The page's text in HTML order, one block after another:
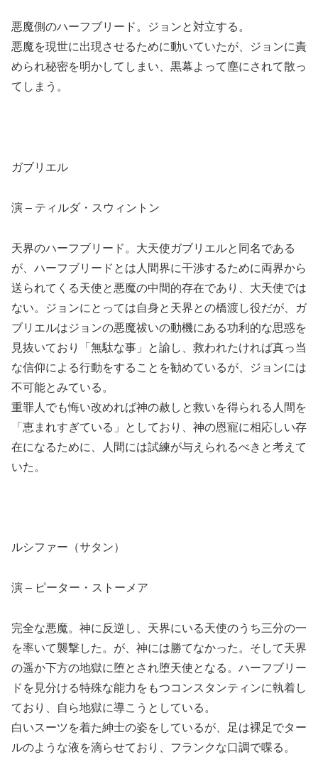
悪魔側のハーフブリード。ジョンと対立する。
悪魔を現世に出現させるために動いていたが、ジョンに責
められ秘密を明かしてしまい、黒幕よって塵にされて散っ
てしまう。
ガブリエル
演 – ティルダ・スウィントン
天界のハーフブリード。大天使ガブリエルと同名である
が、ハーフブリードとは人間界に干渉するために両界から
送られてくる天使と悪魔の中間的存在であり、大天使では
ない。ジョンにとっては自身と天界との橋渡し役だが、ガ
ブリエルはジョンの悪魔祓いの動機にある功利的な思惑を
見抜いており「無駄な事」と諭し、救われたければ真っ当
な信仰による行動をすることを勧めているが、ジョンには
不可能とみている。
重罪人でも悔い改めれば神の赦しと救いを得られる人間を
「恵まれすぎている」としており、神の恩寵に相応しい存
在になるために、人間には試練が与えられるべきと考えて
いた。
ルシファー（サタン）
演 – ピーター・ストーメア
完全な悪魔。神に反逆し、天界にいる天使のうち三分の一
を率いて襲撃した。が、神には勝てなかった。そして天界
の遥か下方の地獄に堕とされ堕天使となる。ハーフブリー
ドを見分ける特殊な能力をもつコンスタンティンに執着し
ており、自ら地獄に導こうとしている。
白いスーツを着た紳士の姿をしているが、足は裸足でター
ルのような液を滴らせており、フランクな口調で喋る。